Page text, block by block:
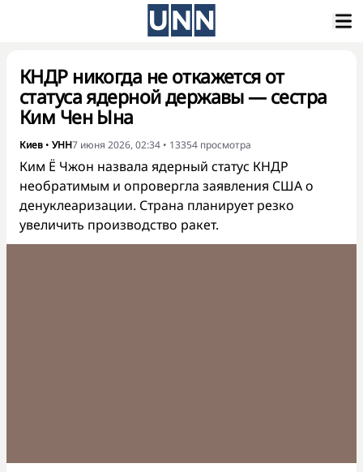
КНДР никогда не откажется от
статуса ядерной державы — сестра
Ким Чен Ына
Киев • УНН7 июня 2026, 02:34 • 13354 просмотра
Ким Ё Чжон назвала ядерный статус КНДР
необратимым и опровергла заявления США о
денуклеаризации. Страна планирует резко
увеличить производство ракет.